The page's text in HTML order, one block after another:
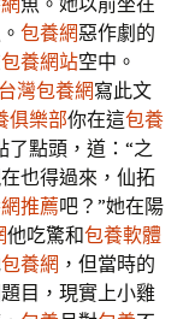
包養網惡作劇的
包養網站空中。
台灣包養網寫此文
俱樂部你在這包養
了點頭，道：“之
在也得過來，仙拓
推薦吧？”她在陽
他吃驚和包養軟體
包養網 ，但當時的
目，現實上小雞